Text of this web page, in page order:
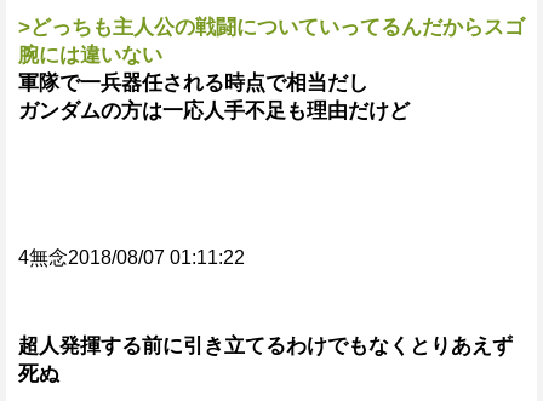
>どっちも主人公の戦闘についていってるんだからスゴ
腕には違いない
軍隊で一兵器任される時点で相当だし
ガンダムの方は一応人手不足も理由だけど
4無念2018/08/07 01:11:22
超人発揮する前に引き立てるわけでもなくとりあえず
死ぬ